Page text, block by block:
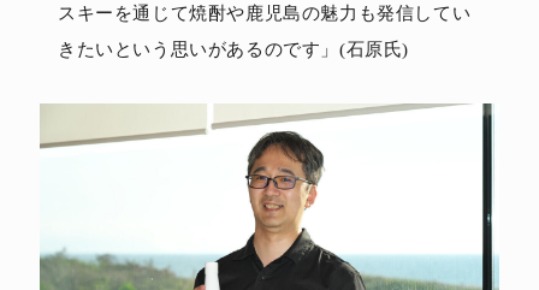
スキーを通じて焼酎や鹿児島の魅力も発信してい
きたいという思いがあるのです」(石原氏)